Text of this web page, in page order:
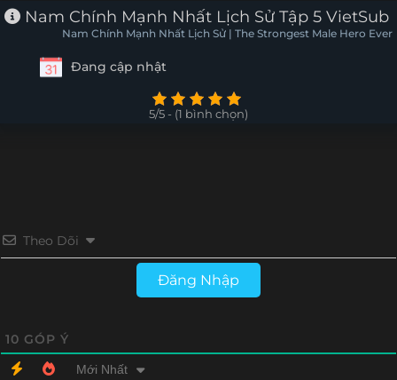
Tập 24 Tập 23 Tập 22 Tập 21
Tập 15 Tập 14
Nam Chính Mạnh Nhất Lịch Sử Tập 5 VietSub
Nam Chính Mạnh Nhất Lịch Sử | The Strongest Male Hero Ever
Đang cập nhật
5/5 - (1 bình chọn)
Theo Dõi
Đăng Nhập
10 GÓP Ý
Mới Nhất